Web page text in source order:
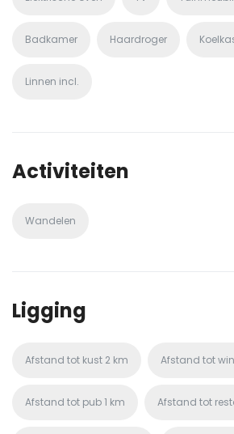
Badkamer Haardroger
Linnen incl.
Activiteiten
Wandelen
Ligging
Afstand tot kust 2 km Afstand tot
Afstand tot pub1 km Afstand tot